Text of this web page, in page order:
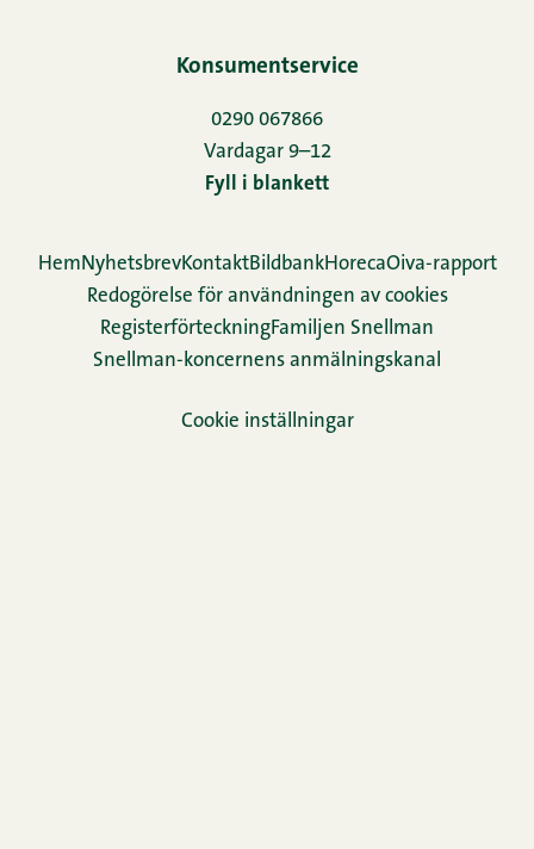
Konsumentservice
0290 067866
Vardagar 9–12
Fyll i blankett
HemNyhetsbrevKontaktBildbankHorecaOiva-rapport
Redogörelse för användningen av cookies
Re­gis­ter­för­teck­ningFamiljen Snellman
Snellman-koncernens anmälningskanal
Cookie inställningar